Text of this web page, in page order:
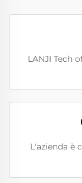
LANJI Tech
L'azienda è